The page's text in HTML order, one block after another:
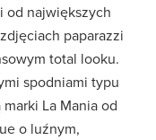
od największych
paparazzi
total looku.
spodniami typu
La Mania od
o luźnym,